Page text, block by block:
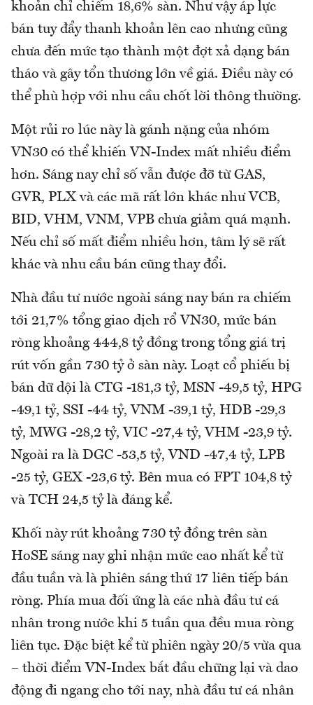
khoản chỉ chiếm 18,6% sàn. Như vậy áp lực
bán tuy đẩy thanh khoản lên cao nhưng cũng
chưa đến mức tạo thành một đợt xả dạng bán
tháo và gây tổn thương lớn về giá. Điều này có
thể phù hợp với nhu cầu chốt lời thông thường.
Một rủi ro lúc này là gánh nặng của nhóm
VN30 có thể khiến VN-Index mất nhiều điểm
hơn. Sáng nay chỉ số vẫn được đỡ từ GAS,
GVR, PLX và các mã rất lớn khác như VCB,
BID, VHM, VNM, VPB chưa giảm quá mạnh.
Nếu chỉ số mất điểm nhiều hơn, tâm lý sẽ rất
khác và nhu cầu bán cũng thay đổi.
Nhà đầu tư nước ngoài sáng nay bán ra chiếm
tới 21,7% tổng giao dịch rổ VN30, mức bán
ròng khoảng 444,8 tỷ đồng trong tổng giá trị
rút vốn gần 730 tỷ ở sàn này. Loạt cổ phiếu bị
bán dữ dội là CTG -181,3 tỷ, MSN -49,5 tỷ, HPG
-49,1 tỷ, SSI -44 tỷ, VNM -39,1 tỷ, HDB -29,3
tỷ, MWG -28,2 tỷ, VIC -27,4 tỷ, VHM -23,9 tỷ.
Ngoài ra là DGC -53,5 tỷ, VND -47,4 tỷ, LPB
-25 tỷ, GEX -23,6 tỷ. Bên mua có FPT 104,8 tỷ
và TCH 24,5 tỷ là đáng kể.
Khối này rút khoảng 730 tỷ đồng trên sàn
HoSE sáng nay ghi nhận mức cao nhất kể từ
đầu tuần và là phiên sáng thứ 17 liên tiếp bán
ròng. Phía mua đối ứng là các nhà đầu tư cá
nhân trong nước khi 5 tuần qua đều mua ròng
liên tục. Đặc biệt kể từ phiên ngày 20/5 vừa qua
– thời điểm VN-Index bắt đầu chững lại và dao
động đi ngang cho tới nay, nhà đầu tư cá nhân